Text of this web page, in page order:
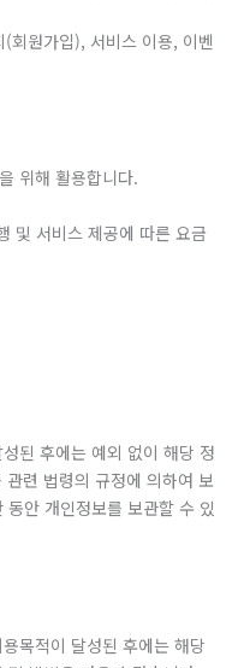
회원가입), 서비스 이용, 이벤
위해 활용합니다.
및 서비스 제공에 따른 요금
된 후에는 예외 없이 해당 정
련 법령의 규정에 의하여 보
안 개인정보를 보관할 수 있
목적이 달성된 후에는 해당